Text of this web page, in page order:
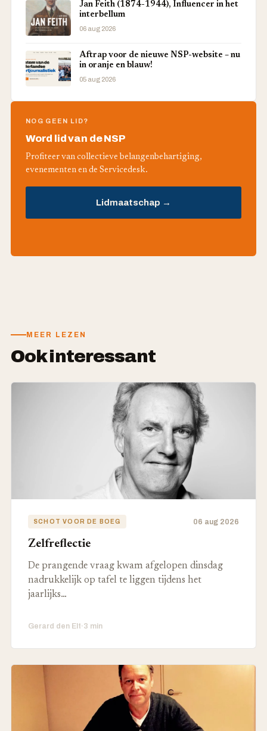
Jan Feith (1874-1944), Influencer in het
interbellum
06 aug 2026
Aftrap voor de nieuwe NSP-website – nu
in oranje en blauw!
05 aug 2026
NOG GEEN LID?
Word lid van de NSP
Profiteer van collectieve belangenbehartiging,
evenementen en de Servicedesk.
Lidmaatschap →
MEER LEZEN
Ook interessant
SCHOT VOOR DE BOEG 06 aug 2026
Zelfreflectie
De prangende vraag kwam afgelopen dinsdag
nadrukkelijk op tafel te liggen tijdens het
jaarlijks…
Gerard den Elt·3 min